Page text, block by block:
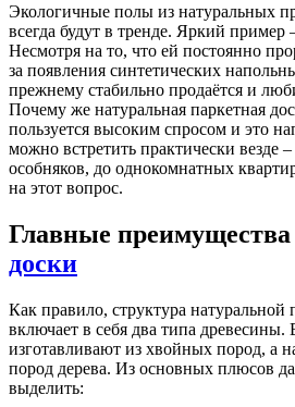
Экологичные полы из натуральных
всегда будут в тренде. Яркий пример
Несмотря на то, что ей постоянно
за появления синтетических
прежнему стабильно продаётся и
Почему же натуральная паркетная
пользуется высоким спросом и это
можно встретить практически везде
особняков, до однокомнатных
на этот вопрос.
Главные преимущества
доски
Как правило, структура натуральной
включает в себя два типа
изготавливают из хвойных пород, а
пород дерева. Из основных плюсов
выделить: